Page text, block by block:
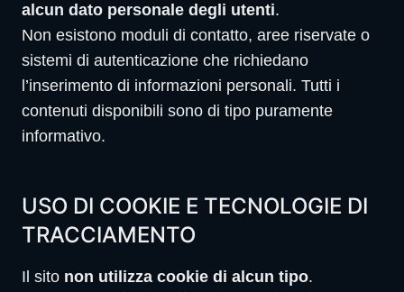
alcun dato personale degli utenti.
Non esistono moduli di contatto, aree riservate o
sistemi di autenticazione che richiedano
l’inserimento di informazioni personali. Tutti i
contenuti disponibili sono di tipo puramente
informativo.
USO DI COOKIE E TECNOLOGIE DI
TRACCIAMENTO
Il sito non utilizza cookie di alcun tipo.